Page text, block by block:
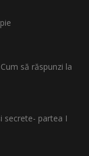
să răspunzi la
secrete- partea I